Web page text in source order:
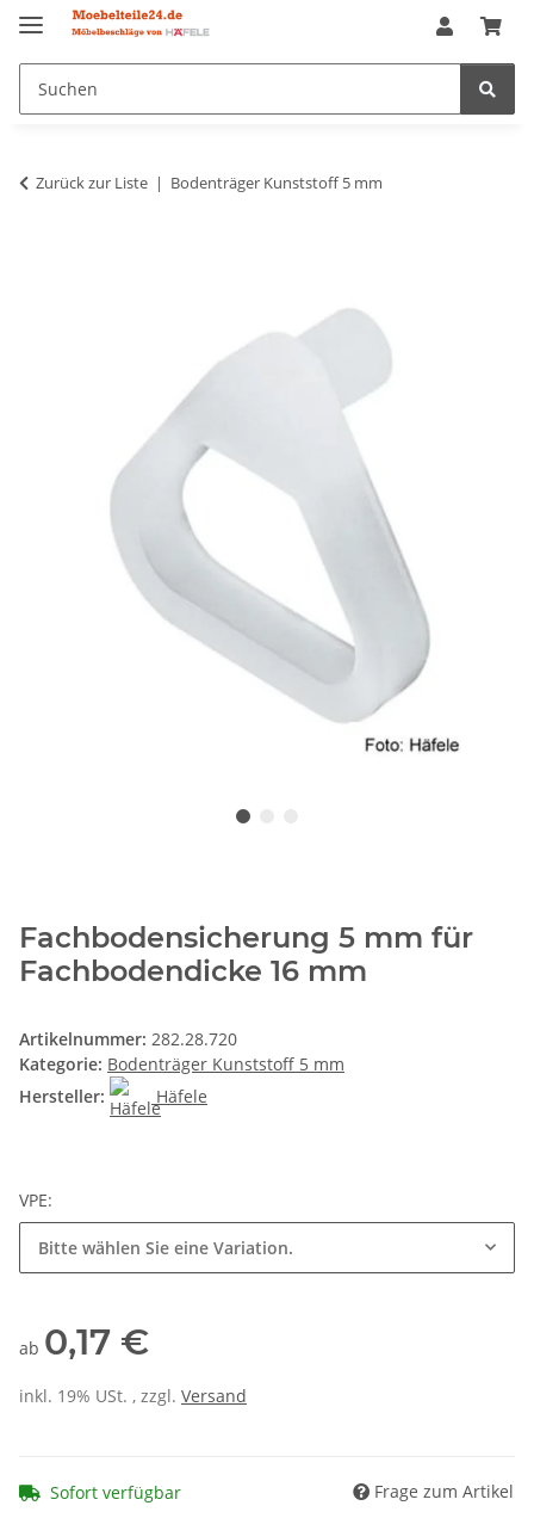
Zurück zur Liste Bodenträger Kunststoff 5 mm
Fachbodensicherung 5 mm für
Fachbodendicke 16 mm
Artikelnummer: 282.28.720
Kategorie: Bodenträger Kunststoff 5 mm
Hersteller:
Häfele
VPE:
Bitte wählen Sie eine Variation.
ab 0,17 €
inkl. 19% USt. , zzgl. Versand
Sofort verfügbar Frage zum Artikel